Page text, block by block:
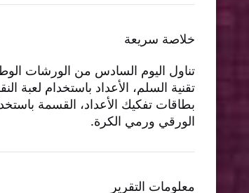
خلاصة سريعة
تناول اليوم السادس من الورشات
تقنية السلم، الأعداد باستخدام
بطاقات تفكيك الأعداد، القسمة
الورقي ورمي الكرة.
معلومات التقرير